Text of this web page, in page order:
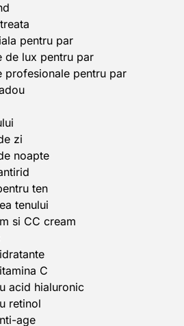
pentru par
de lux pentru par
profesionale pentru par
zi
noapte
ten
tenului
si CC cream
C
acid hialuronic
retinol
age